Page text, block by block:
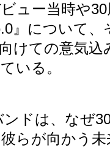
ュー当時や
』について、
けての意気込
いる。
ドは、なぜ
らが向かう